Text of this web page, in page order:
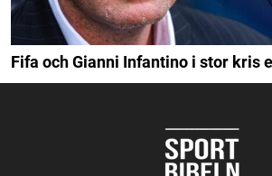
Fifa och Gianni Infantino i stor kris